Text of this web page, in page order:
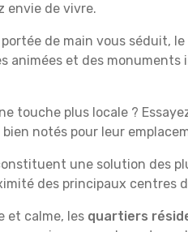
envie de vivre.
de main vous séduit, le
et des
touche plus locale ?
notés pour leur
une solution des
des principaux centres
et calme, les quartiers